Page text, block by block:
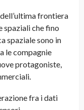
frontiera
spaziali che fino
spaziale sono in
le compagnie
protagoniste,
fra i dati